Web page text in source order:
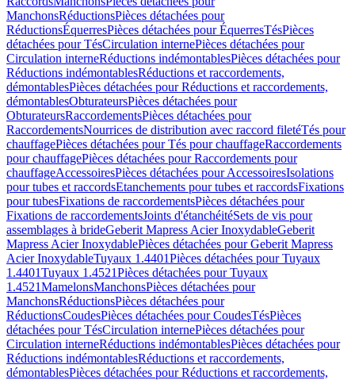
ManchonsRéductionsPièces détachées pour
RéductionsÉquerresPièces détachées pour ÉquerresTésPièces
détachées pour TésCirculation internePièces détachées pour
Circulation interneRéductions indémontablesPièces détachées pour
Réductions indémontablesRéductions et raccordements,
démontablesPièces détachées pour Réductions et raccordements,
démontablesObturateursPièces détachées pour
ObturateursRaccordementsPièces détachées pour
RaccordementsNourrices de distribution avec raccord filetéTés pour
chauffagePièces détachées pour Tés pour chauffageRaccordements
pour chauffagePièces détachées pour Raccordements pour
chauffageAccessoiresPièces détachées pour AccessoiresIsolations
pour tubes et raccordsEtanchements pour tubes et raccordsFixations
pour tubesFixations de raccordementsPièces détachées pour
Fixations de raccordementsJoints d'étanchéitéSets de vis pour
assemblages à brideGeberit Mapress Acier InoxydableGeberit
Mapress Acier InoxydablePièces détachées pour Geberit Mapress
Acier InoxydableTuyaux 1.4401Pièces détachées pour Tuyaux
1.4401Tuyaux 1.4521Pièces détachées pour Tuyaux
1.4521MamelonsManchonsPièces détachées pour
ManchonsRéductionsPièces détachées pour
RéductionsCoudesPièces détachées pour CoudesTésPièces
détachées pour TésCirculation internePièces détachées pour
Circulation interneRéductions indémontablesPièces détachées pour
Réductions indémontablesRéductions et raccordements,
démontablesPièces détachées pour Réductions et raccordements,